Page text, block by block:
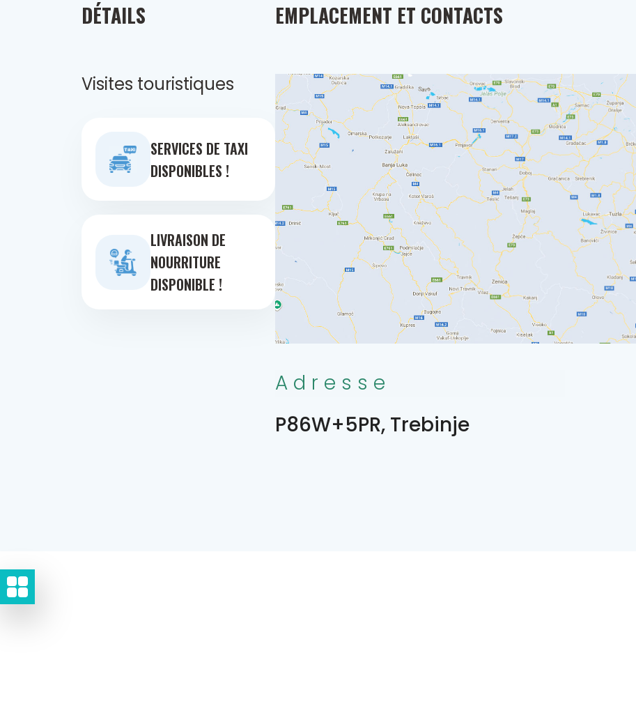
DÉTAILS
Visites touristiques
SERVICES DE TAXI
DISPONIBLES !
LIVRAISON DE
NOURRITURE
DISPONIBLE !
EMPLACEMENT ET CONTACTS
Adresse
P86W+5PR, Trebinje